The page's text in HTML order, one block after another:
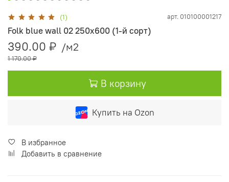
(1) арт. 010100001217
Folk blue wall 02 250х600 (1-й сорт)
390.00 ₽ /м2
1 170.00 ₽
В корзину
Купить на Ozon
В избранное
Добавить в сравнение